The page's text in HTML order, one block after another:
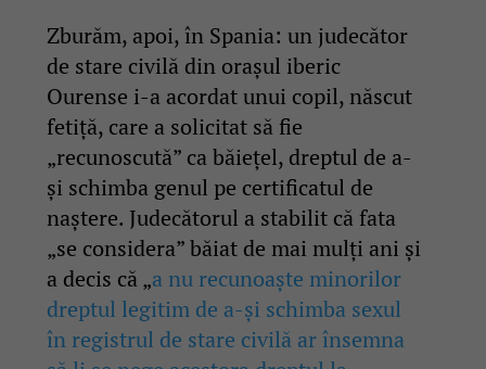
Zburăm, apoi, în Spania: un judecător
de stare civilă din orașul iberic
Ourense i-a acordat unui copil, născut
fetiță, care a solicitat să fie
„recunoscută” ca băiețel, dreptul de a-
și schimba genul pe certificatul de
naștere. Judecătorul a stabilit că fata
„se considera” băiat de mai mulți ani și
a decis că „a nu recunoaște minorilor
dreptul legitim de a-și schimba sexul
în registrul de stare civilă ar însemna